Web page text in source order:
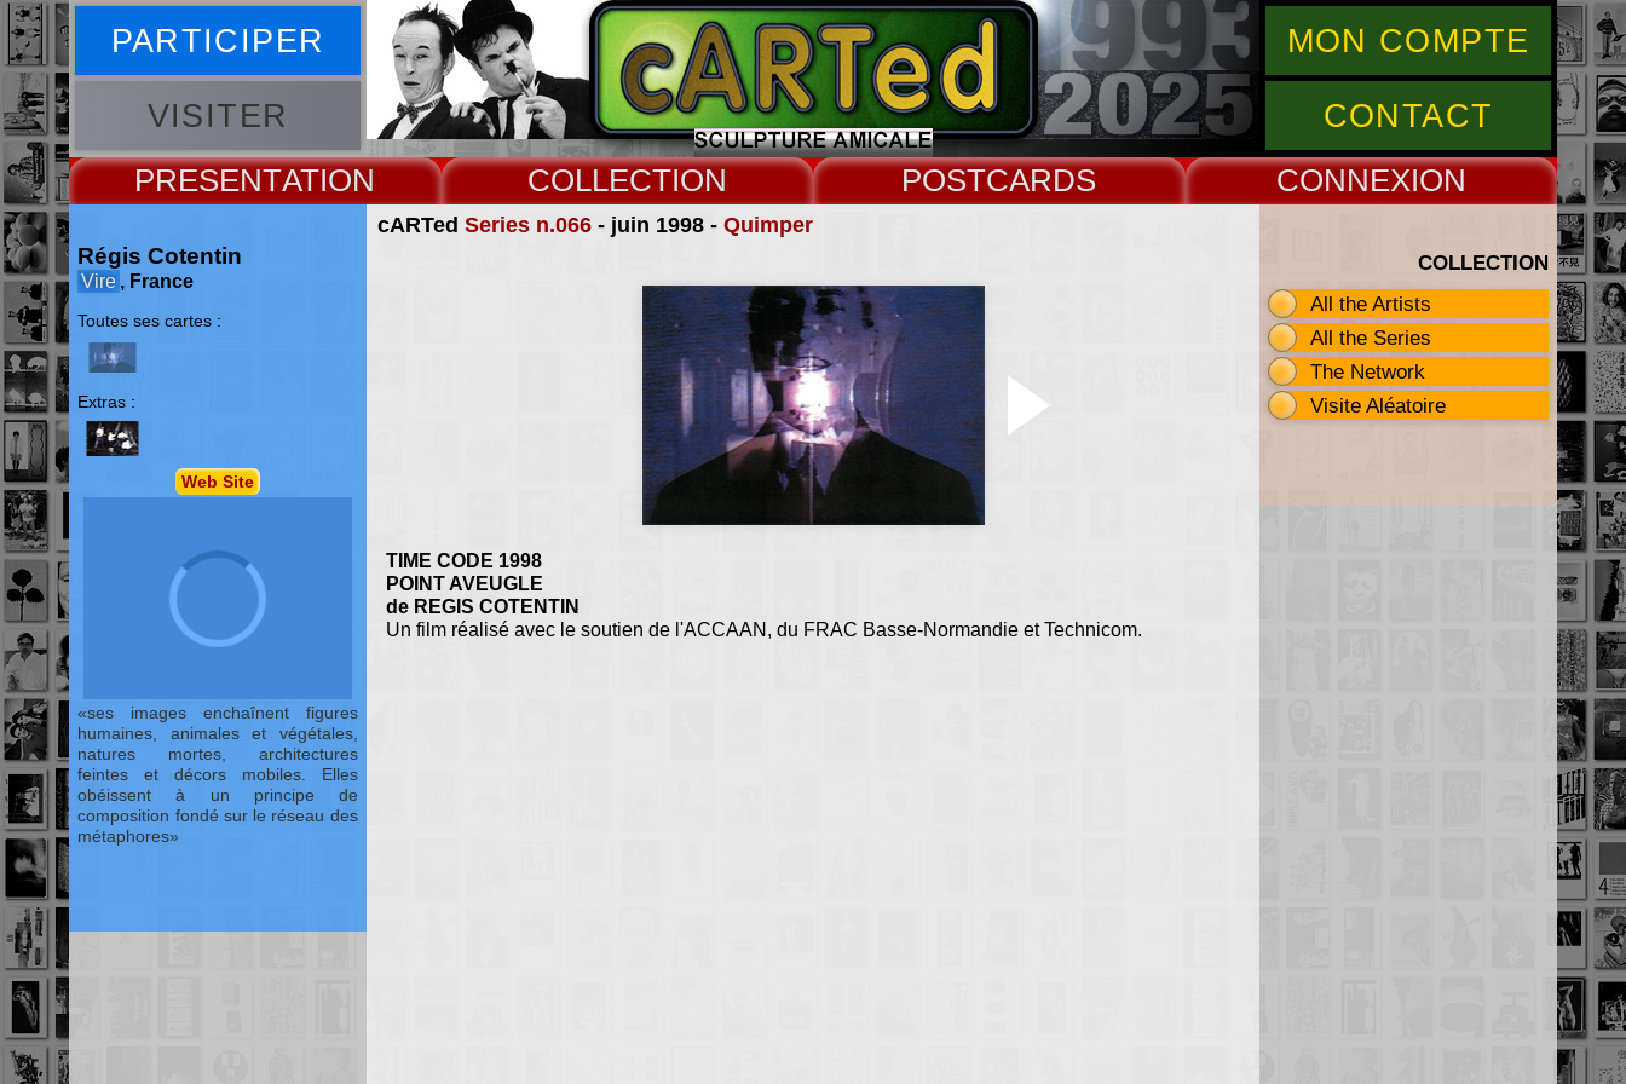
PARTICIPER
VISITER
MON COMPTE
CONTACT
PRESENT COLLECT CARDS CONNEX
cARTed Series n.066- juin 1998 - Quimper
TIME CODE 1998
POINT AVEUGLE
de REGIS COTENTIN
Un film réalisé avec le soutien de l'ACCAAN, du FRAC Basse-Normandie et Technicom.
Régis Cotentin
Vire , France
Toutes ses cartes :
Extras :
Web Site
ses images enchaînent figures
humaines, animales et végétales,
natures mortes, architectures
feintes et décors mobiles. Elles
obéissent à un principe de
composition fondé sur le réseau des
métaphores
COLLECTION
All the Artists
All the Series
The Network
Visite Aléatoire